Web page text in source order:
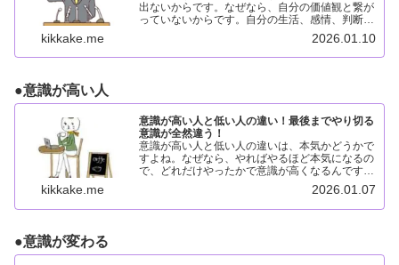
出ないからです。なぜなら、自分の価値観と繋が
っていないからです。自分の生活、感情、判断に
影響していない。放っておいても困らない。つま
り、意識が他人の棚に置かれている状態だからで
す。夫婦別姓例えば、...
kikkake.me 2026.01.10
●意識が高い人
意識が高い人と低い人の違い！最後までやり切る
意識が全然違う！
意識が高い人と低い人の違いは、本気かどうかで
すよね。なぜなら、やればやるほど本気になるの
で、どれだけやったかで意識が高くなるんですよ
ね。やればやるほど、楽しくなってくるんです
よ。意識が高い人と低い人の違い！意識が高い人
と低い人では、最後まで...
kikkake.me 2026.01.07
●意識が変わる